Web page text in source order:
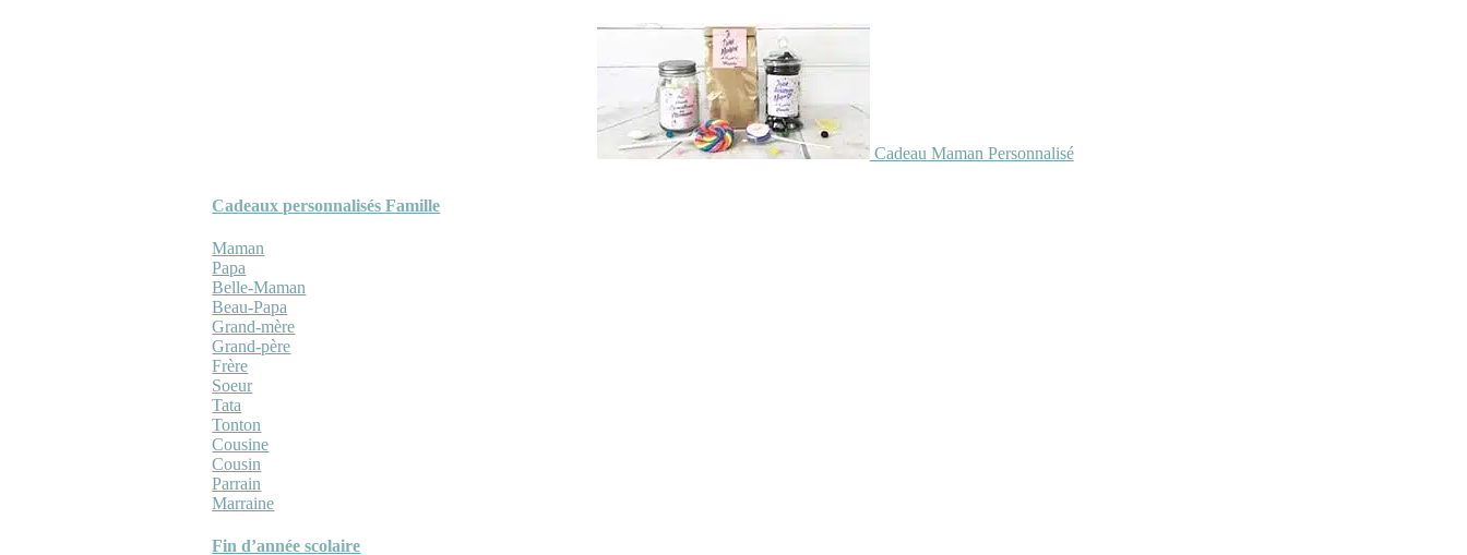
Cadeau Maman Personnalisé
Cadeaux personnalisés Famille
Maman
Papa
Belle-Maman
Beau-Papa
Grand-mère
Grand-père
Frère
Soeur
Tata
Tonton
Cousine
Cousin
Parrain
Marraine
Fin d’année scolaire